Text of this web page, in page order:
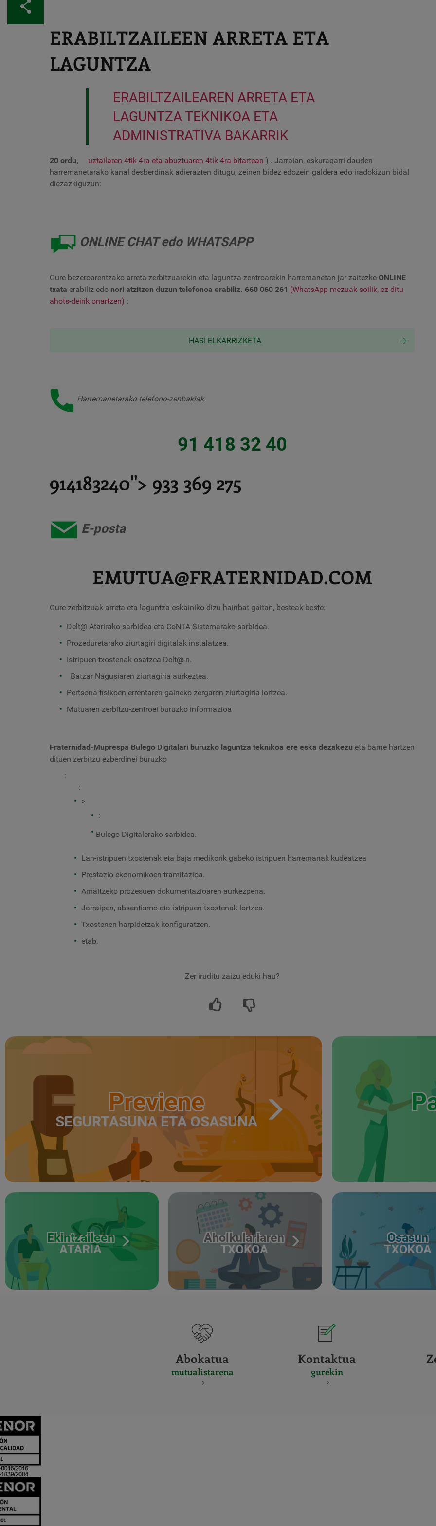
ERABILTZAILEEN ARRETA ETA
LAGUNTZA
ERABILTZAILEAREN ARRETA ETA
LAGUNTZA TEKNIKOA ETA
ADMINISTRATIVA BAKARRIK
20 ordu, uztailaren 4tik 4ra eta abuztuaren 4tik 4ra bitartean ) . Jarraian, eskuragarri dauden
harremanetarako kanal desberdinak adierazten ditugu, zeinen bidez edozein galdera edo iradokizun bidal
diezazkiguzun:
ONLINE CHAT edo WHATSAPP
Gure bezeroarentzako arreta-zerbitzuarekin eta laguntza-zentroarekin harremanetan jar zaitezke ONLINE
txata erabiliz edo nori atzitzen duzun telefonoa erabiliz. 660 060 261 (WhatsApp mezuak soilik, ez ditu
ahots-deirik onartzen) :
HASI ELKARRIZKETA
Harremanetarako telefono-zenbakiak
91 418 32 40
914183240"> 933 369 275
E-posta
EMUTUA@FRATERNIDAD.COM
Gure zerbitzuak arreta eta laguntza eskainiko dizu hainbat gaitan, besteak beste:
Delt@ Atarirako sarbidea eta CoNTA Sistemarako sarbidea.
Prozeduretarako ziurtagiri digitalak instalatzea.
Istripuen txostenak osatzea Delt@-n.
Batzar Nagusiaren ziurtagiria aurkeztea.
Pertsona fisikoen errentaren gaineko zergaren ziurtagiria lortzea.
Mutuaren zerbitzu-zentroei buruzko informazioa
Fraternidad-Muprespa Bulego Digitalari buruzko laguntza teknikoa ere eska dezakezu eta barne hartzen
dituen zerbitzu ezberdinei buruzko
:
:
>
:
Bulego Digitalerako sarbidea.
Lan-istripuen txostenak eta baja medikorik gabeko istripuen harremanak kudeatzea
Prestazio ekonomikoen tramitazioa.
Amaitzeko prozesuen dokumentazioaren aurkezpena.
Jarraipen, absentismo eta istripuen txostenak lortzea.
Txostenen harpidetzak konfiguratzen.
etab.
Zer iruditu zaizu eduki hau?
Previene
SEGURTASUNA ETA OSASUNA
Ekintzaileen
ATARIA
Aholkulariaren
TXOKOA
Osasun
TXOKOA
Abokatua
mutualistarena
Kontaktua
gurekin